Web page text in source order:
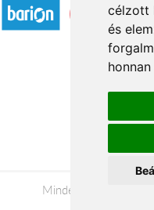
célzott
és
Minden jog